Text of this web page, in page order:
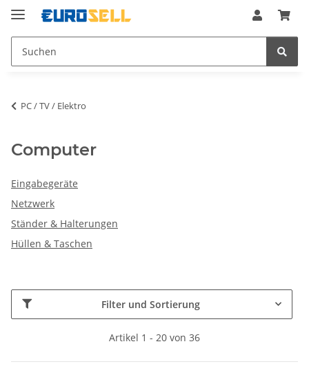
PC / TV / Elektro
Computer
Eingabegeräte
Netzwerk
Ständer & Halterungen
Hüllen & Taschen
Filter und Sortierung
Artikel 1 - 20 von 36